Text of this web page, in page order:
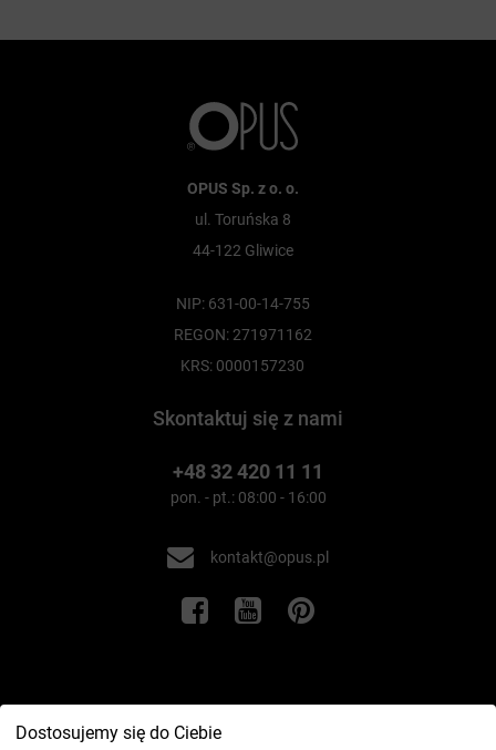
Dostosujemy się do Ciebie
OPUS Sp. z o. o.
ul. Toruńska 8
44-122 Gliwice
NIP: 631-00-14-755
REGON: 271971162
KRS: 0000157230
Skontaktuj się z nami
+48 32 420 11 11
pon. - pt.: 08:00 - 16:00
kontakt@opus.pl
Informacje